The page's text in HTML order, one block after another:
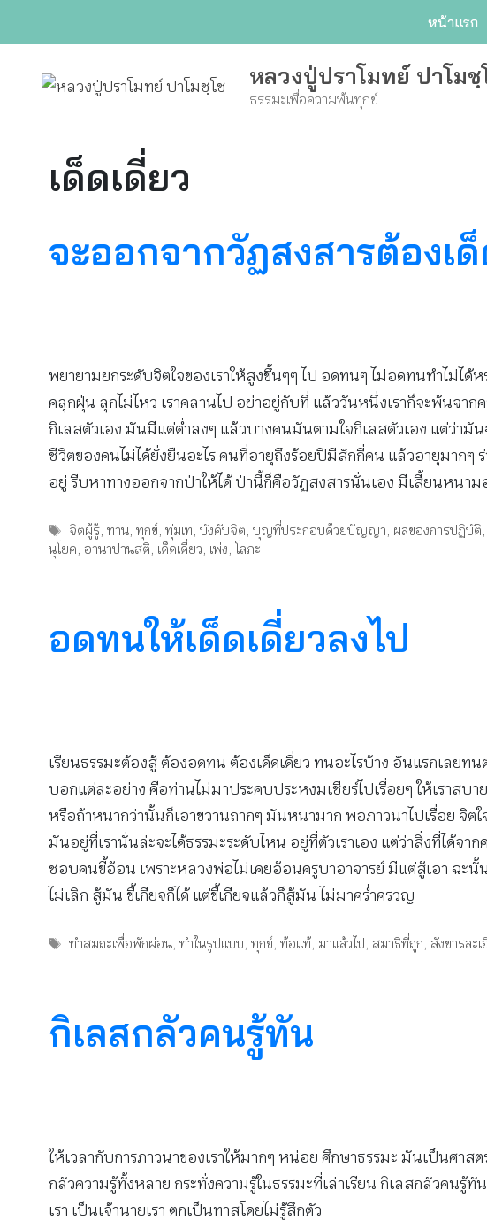
หน้าแรก
หลวงปู่ปราโมทย์ ปาโมชฺ
ธรรมะเพื่อความพ้นทุกข์
เด็ดเดี่ยว
จะออกจากวัฏสงสารต้องเ
พยายามยกระดับจิตใจของเราให้สูงขึ้นๆๆ ไป อดทนๆ ไม่อดทนทำไม่
คลุกฝุ่น ลุกไม่ไหว เราคลานไป อย่าอยู่กับที่ แล้ววันหนึ่งเราก็จะพ้นจ
กิเลสตัวเอง มันมีแต่ต่ำลงๆ แล้วบางคนมันตามใจกิเลสตัวเอง แต่ว่า
ชีวิตของคนไม่ได้ยั่งยืนอะไร คนที่อายุถึงร้อยปีมีสักกี่คน แล้วอายุมากๆ
อยู่ รีบหาทางออกจากป่าให้ได้ ป่านี้ก็คือวัฏสงสารนั่นเอง มีเสี้ยนหน
Tags
จิตผู้รู้,ทาน,ทุกข์,ทุ่มเท,บังคับจิต,บุญที่ประกอบด้วยปัญญา, ผลของการปฏิบัติ
นุโยค, อานาปานสติ, เด็ดเดี่ยว, เพ่ง, โลภะ
อดทนให้เด็ดเดี่ยวลงไป
เรียนธรรมะต้องสู้ ต้องอดทน ต้องเด็ดเดี่ยว ทนอะไรบ้าง อันแรกเลย
บอกแต่ละอย่าง คือท่านไม่มาประคบประหงมเชียร์ไปเรื่อยๆ ให้เราสบา
หรือถ้าหนากว่านั้นก็เอาขวานถากๆ มันหนามาก พอภาวนาไปเรื่อย จิต
มันอยู่ที่เรานั่นล่ะจะได้ธรรมะระดับไหน อยู่ที่ตัวเราเอง แต่ว่าสิ่งที่ได้จ
ชอบคนขี้อ้อน เพราะหลวงพ่อไม่เคยอ้อนครูบาอาจารย์ มีแต่สู้เอา ฉ
ไม่เลิก สู้มัน ขี้เกียจก็ได้ แต่ขี้เกียจแล้วก็สู้มัน ไม่มาคร่ำครวญ
Tags
ทำสมถะเพื่อพักผ่อน ,ทำในรูปแบบ ,ทุกข์ ,ท้อแท้ มาแล้วไป สมาธิที่ถูก สังขารละ
กิเลสกลัวคนรู้ทัน
ให้เวลากับการภาวนาของเราให้มากๆ หน่อย ศึกษาธรรมะ มันเป็นศาส
กลัวความรู้ทั้งหลาย กระทั่งความรู้ในธรรมะที่เล่าเรียน กิเลสกลัวคนรู้
เรา เป็นเจ้านายเรา ตกเป็นทาสโดยไม่รู้สึกตัว